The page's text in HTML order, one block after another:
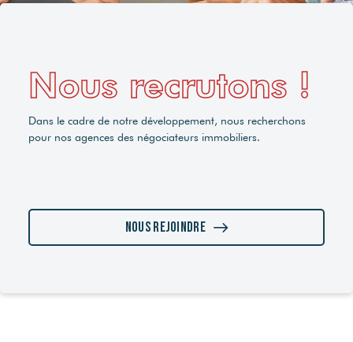
Nous recrutons !
Dans le cadre de notre développement, nous recherchons
pour nos agences des négociateurs immobiliers.
Nous rejoindre